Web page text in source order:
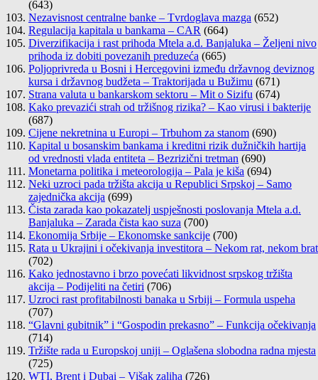
(643)
Nezavisnost centralne banke – Tvrdoglava mazga (652)
Regulacija kapitala u bankama – CAR (664)
Diverzifikacija i rast prihoda Mtela a.d. Banjaluka – Željeni nivo
prihoda iz dobiti povezanih preduzeća (665)
Poljoprivreda u Bosni i Hercegovini između državnog deviznog
kursa i državnog budžeta – Traktorijada u Bužimu (671)
Strana valuta u bankarskom sektoru – Mit o Sizifu (674)
Kako prevazići strah od tržišnog rizika? – Kao virusi i bakterije
(687)
Cijene nekretnina u Europi – Trbuhom za stanom (690)
Kapital u bosanskim bankama i kreditni rizik dužničkih hartija
od vrednosti vlada entiteta – Bezrizični tretman (690)
Monetarna politika i meteorologija – Pala je kiša (694)
Neki uzroci pada tržišta akcija u Republici Srpskoj – Samo
zajednička akcija (699)
Čista zarada kao pokazatelj uspješnosti poslovanja Mtela a.d.
Banjaluka – Zarada čista kao suza (700)
Ekonomija Srbije – Ekonomske sankcije (700)
Rata u Ukrajini i očekivanja investitora – Nekom rat, nekom brat
(702)
Kako jednostavno i brzo povećati likvidnost srpskog tržišta
akcija – Podijeliti na četiri (706)
Uzroci rast profitabilnosti banaka u Srbiji – Formula uspeha
(707)
“Glavni gubitnik” i “Gospodin prekasno” – Funkcija očekivanja
(714)
Tržište rada u Europskoj uniji – Oglašena slobodna radna mjesta
(725)
WTI, Brent i Dubai – Višak zaliha (726)